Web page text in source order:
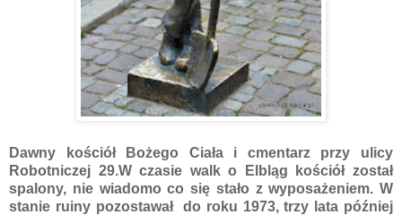
Dawny kościół Bożego Ciała i cmentarz przy ulicy
Robotniczej 29.W czasie walk o Elbląg kościół został
spalony, nie wiadomo co się stało z wyposażeniem. W
stanie ruiny pozostawał do roku 1973, trzy lata później